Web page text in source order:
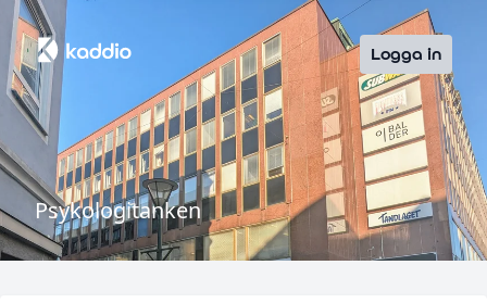
Logga in
Psykologitanken